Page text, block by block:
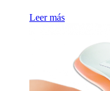
Leer más